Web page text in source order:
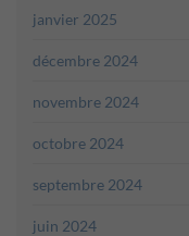
janvier 2025
décembre 2024
novembre 2024
octobre 2024
septembre 2024
juin 2024